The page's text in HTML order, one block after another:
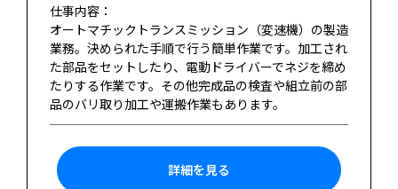
仕事内容：
オートマチックトランスミッション（変速機）の製造
業務。決められた手順で行う簡単作業です。加工され
た部品をセットしたり、電動ドライバーでネジを締め
たりする作業です。その他完成品の検査や組立前の部
品のバリ取り加工や運搬作業もあります。
詳細を見る